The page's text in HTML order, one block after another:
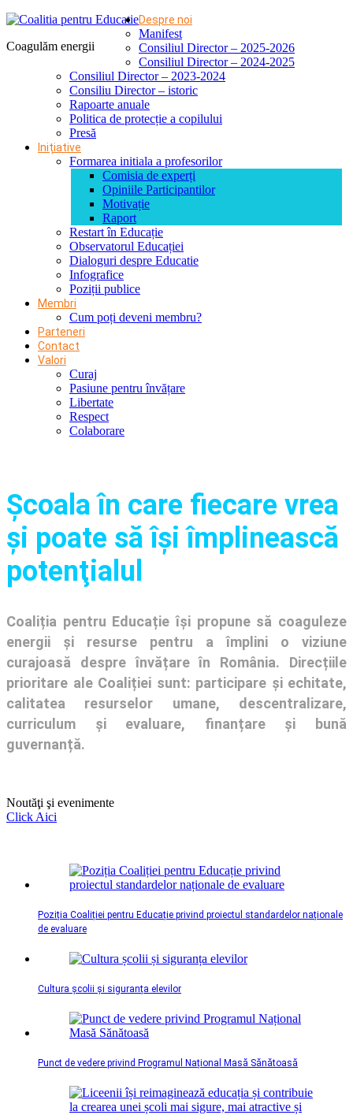
Coagulăm energii
Despre noi
Manifest
Consiliul Director – 2025-2026
Consiliul Director – 2024-2025
Consiliul Director – 2023-2024
Consiliu Director – istoric
Rapoarte anuale
Politica de protecție a copilului
Presă
Inițiative
Formarea initiala a profesorilor
Comisia de experți
Opiniile Participantilor
Motivație
Raport
Restart în Educație
Observatorul Educației
Dialoguri despre Educatie
Infografice
Poziții publice
Membri
Cum poți deveni membru?
Parteneri
Contact
Valori
Curaj
Pasiune pentru învățare
Libertate
Respect
Colaborare
Şcoala în care fiecare vrea
și poate să își împlinească
potenţialul
Coaliția pentru Educație își propune să coaguleze
energii și resurse pentru a împlini o viziune
curajoasă despre învățare în România. Direcțiile
prioritare ale Coaliției sunt: participare și echitate,
calitatea resurselor umane, descentralizare,
curriculum și evaluare, finanțare și bună
guvernanță.
Noutăţi şi evenimente
Click Aici
Poziția Coaliției pentru Educație privind proiectul standardelor naționale
de evaluare
Cultura școlii și siguranța elevilor
Punct de vedere privind Programul Național Masă Sănătoasă